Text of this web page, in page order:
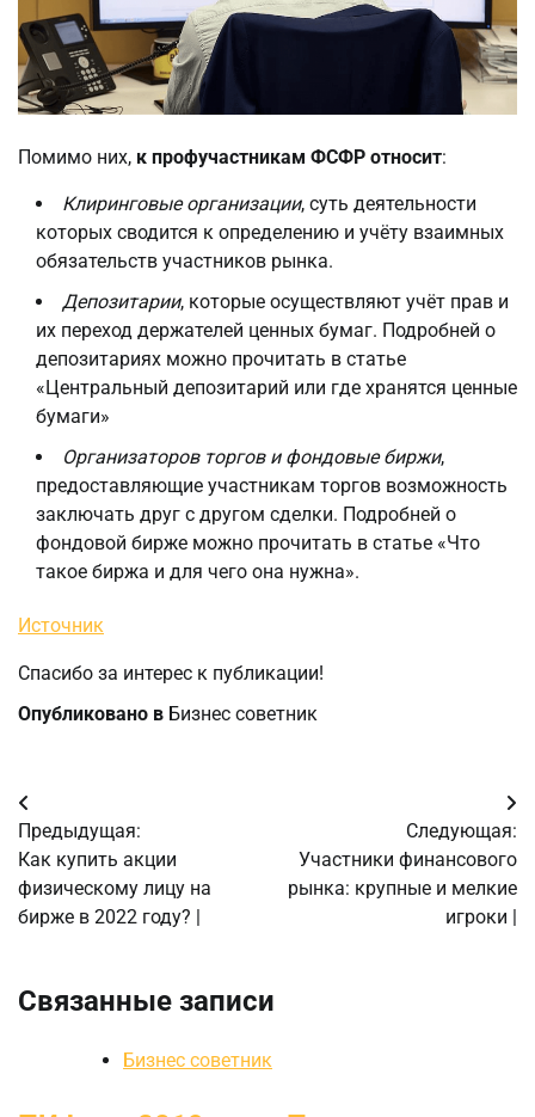
Помимо них, к профучастникам ФСФР относит:
Клиринговые организации, суть деятельности
которых сводится к определению и учёту взаимных
обязательств участников рынка.
Депозитарии, которые осуществляют учёт прав и
их переход держателей ценных бумаг. Подробней о
депозитариях можно прочитать в статье
«Центральный депозитарий или где хранятся ценные
бумаги»
Организаторов торгов и фондовые биржи,
предоставляющие участникам торгов возможность
заключать друг с другом сделки. Подробней о
фондовой бирже можно прочитать в статье «Что
такое биржа и для чего она нужна».
Источник
Спасибо за интерес к публикации!
Опубликовано в Бизнес советник
Навигация
по
записям
Предыдущая:
Как купить акции
физическому лицу на
бирже в 2022 году? |
Следующая:
Участники финансового
рынка: крупные и мелкие
игроки |
Связанные записи
Бизнес советник